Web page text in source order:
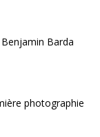
Barda
photographie